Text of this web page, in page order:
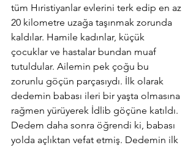
tüm Hıristiyanlar evlerini terk edip en az
20 kilometre uzağa taşınmak zorunda
kaldılar. Hamile kadınlar, küçük
çocuklar ve hastalar bundan muaf
tutuldular. Ailemin pek çoğu bu
zorunlu göçün parçasıydı. İlk olarak
dedemin babası ileri bir yaşta olmasına
rağmen yürüyerek İdlib göçüne katıldı.
Dedem daha sonra öğrendi ki, babası
yolda açlıktan vefat etmiş. Dedemin ilk